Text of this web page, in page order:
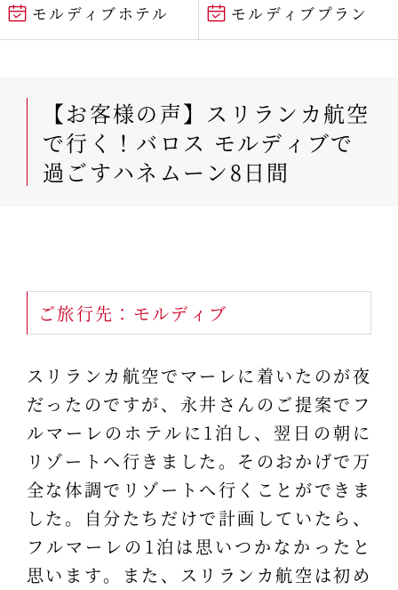
モルディブホテル モルディブプラン
【お客様の声】スリランカ航空
で行く！バロス モルディブで
過ごすハネムーン8日間
ご旅行先：モルディブ
スリランカ航空でマーレに着いたのが夜
だったのですが、永井さんのご提案でフ
ルマーレのホテルに1泊し、翌日の朝に
リゾートへ行きました。そのおかげで万
全な体調でリゾートへ行くことができま
した。自分たちだけで計画していたら、
フルマーレの1泊は思いつかなかったと
思います。また、スリランカ航空は初め